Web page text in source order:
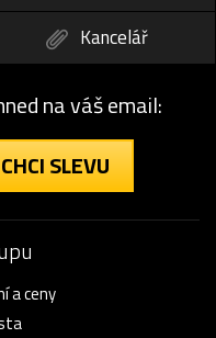
Kancelář
na váš email:
CHCI SLEVU
a ceny